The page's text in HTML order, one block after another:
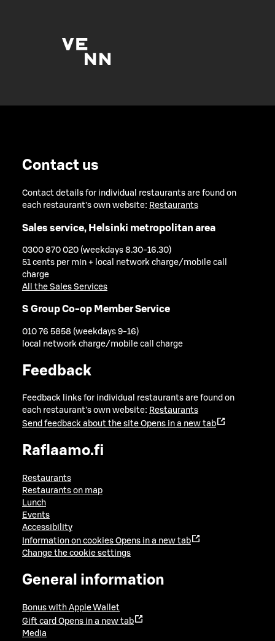
Contact us
Contact details for individual restaurants are found on
each restaurant's own website: Restaurants
Sales service, Helsinki metropolitan area
0300 870 020 (weekdays 8.30-16.30)
51 cents per min + local network charge/mobile call
charge
All the Sales Services
S Group Co-op Member Service
010 76 5858 (weekdays 9-16)
local network charge/mobile call charge
Feedback
Feedback links for individual restaurants are found on
each restaurant's own website: Restaurants
Send feedback about the site Opens in a new tab
Raflaamo.fi
Restaurants
Restaurants on map
Lunch
Events
Accessibility
Information on cookies Opens in a new tab
Change the cookie settings
General information
Bonus with Apple Wallet
Gift card Opens in a new tab
Media